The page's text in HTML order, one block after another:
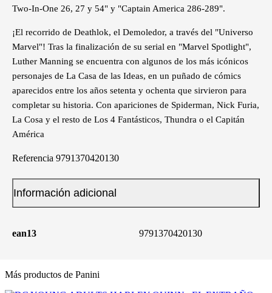
Two-In-One 26, 27 y 54" y "Captain America 286-289".
¡El recorrido de Deathlok, el Demoledor, a través del "Universo
Marvel"! Tras la finalización de su serial en "Marvel Spotlight",
Luther Manning se encuentra con algunos de los más icónicos
personajes de La Casa de las Ideas, en un puñado de cómics
aparecidos entre los años setenta y ochenta que sirvieron para
completar su historia. Con apariciones de Spiderman, Nick Furia,
La Cosa y el resto de Los 4 Fantásticos, Thundra o el Capitán
América
Referencia 9791370420130
Información adicional
ean13 9791370420130
Más productos de Panini